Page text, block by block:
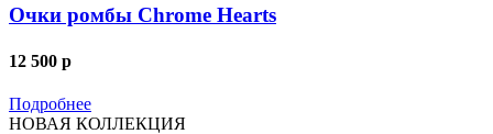
Очки ромбы Chrome Hearts
12 500 p
Подробнее
НОВАЯ КОЛЛЕКЦИЯ